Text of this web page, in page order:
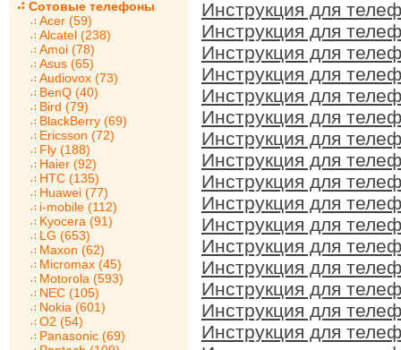
Сотовые телефоны
Acer (59)
Alcatel (238)
Amoi (78)
Asus (65)
Audiovox (73)
BenQ (40)
Bird (79)
BlackBerry (69)
Ericsson (72)
Fly (188)
Haier (92)
HTC (135)
Huawei (77)
i-mobile (112)
Kyocera (91)
LG (653)
Maxon (62)
Micromax (45)
Motorola (593)
NEC (105)
Nokia (601)
O2 (54)
Panasonic (69)
Инструкция для
Инструкция для
Инструкция для
Инструкция для
Инструкция для
Инструкция для
Инструкция для
Инструкция для
Инструкция для
Инструкция для
Инструкция для
Инструкция для
Инструкция для
Инструкция для
Инструкция для
Инструкция для